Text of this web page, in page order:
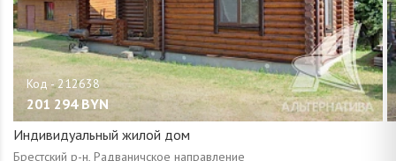
201 294 BYN
Индивидуальный жилой дом